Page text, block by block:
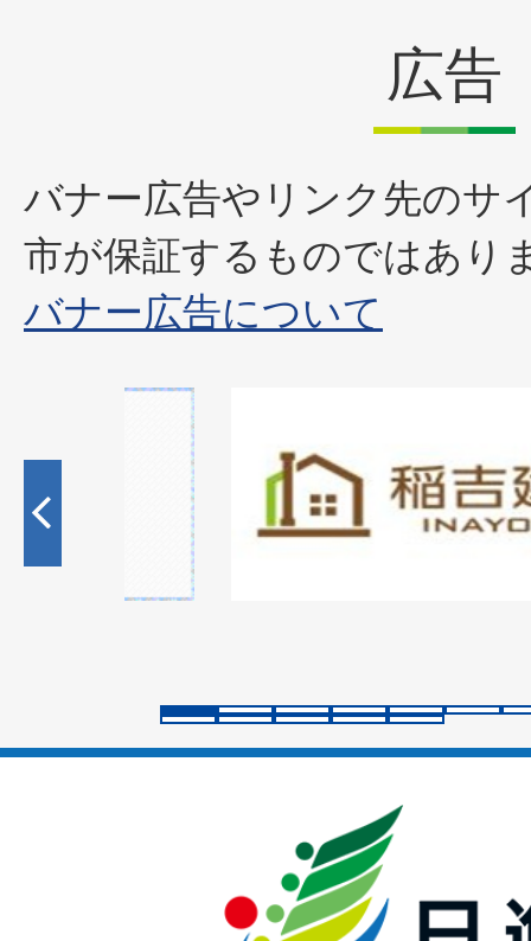
広告
バナー広告やリンク先のサ
市が保証するものではあり
バナー広告について
の
ラ
イ